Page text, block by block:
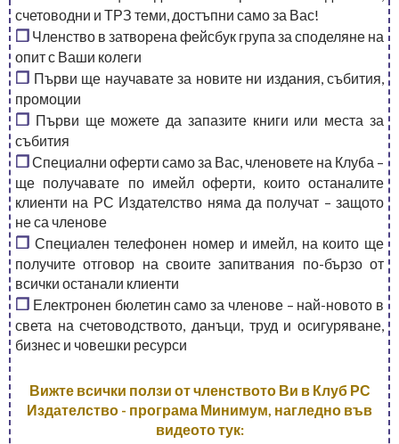
счетоводни и ТРЗ теми, достъпни само за Вас!
❒ Членство в затворена фейсбук група за споделяне на
опит с Ваши колеги
❒ Първи ще научавате за новите ни издания, събития,
промоции
❒ Първи ще можете да запазите книги или места за
събития
❒Специални оферти само за Вас, членовете на Клуба –
ще получавате по имейл оферти, които останалите
клиенти на РС Издателство няма да получат – защото
не са членове
❒ Специален телефонен номер и имейл, на които ще
получите отговор на своите запитвания по-бързо от
всички останали клиенти
❒ Електронен бюлетин само за членове – най-новото в
света на счетоводството, данъци, труд и осигуряване,
бизнес и човешки ресурси
Вижте всички ползи от членството Ви в Клуб РС
Издателство - програма Минимум, нагледно във
видеото тук: